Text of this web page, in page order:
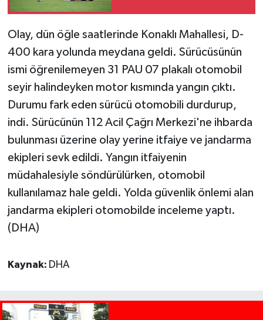
Olay, dün öğle saatlerinde Konaklı Mahallesi, D-
400 kara yolunda meydana geldi. Sürücüsünün
ismi öğrenilemeyen 31 PAU 07 plakalı otomobil
seyir halindeyken motor kısmında yangın çıktı.
Durumu fark eden sürücü otomobili durdurup,
indi. Sürücünün 112 Acil Çağrı Merkezi'ne ihbarda
bulunması üzerine olay yerine itfaiye ve jandarma
ekipleri sevk edildi. Yangın itfaiyenin
müdahalesiyle söndürülürken, otomobil
kullanılamaz hale geldi. Yolda güvenlik önlemi alan
jandarma ekipleri otomobilde inceleme yaptı.
(DHA)
Kaynak: DHA